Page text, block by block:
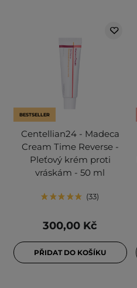
BESTSELLER
Centellian24 - Madeca
Cream Time Reverse -
Pleťový krém proti
vráskám - 50 ml
33
300,00 Kč
PŘIDAT DO KOŠÍKU